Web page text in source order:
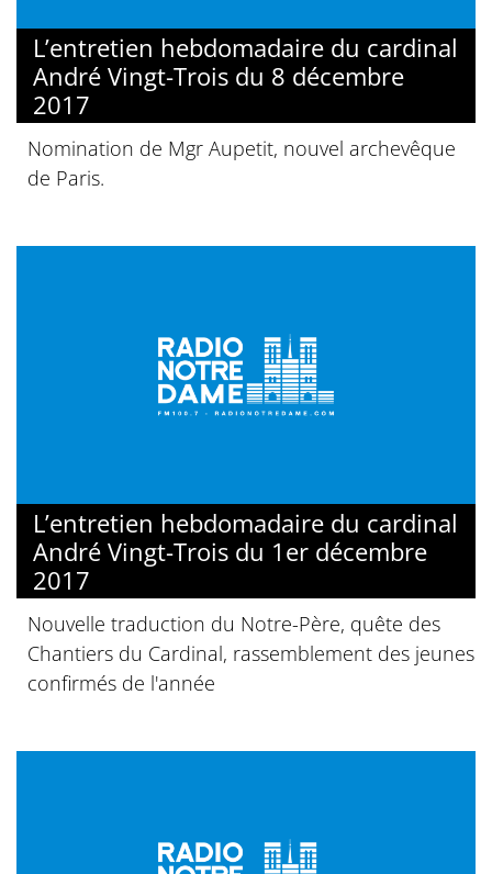
L’entretien hebdomadaire du cardinal
André Vingt-Trois du 8 décembre
2017
Nomination de Mgr Aupetit, nouvel archevêque
de Paris.
L’entretien hebdomadaire du cardinal
André Vingt-Trois du 1er décembre
2017
Nouvelle traduction du Notre-Père, quête des
Chantiers du Cardinal, rassemblement des jeunes
confirmés de l'année